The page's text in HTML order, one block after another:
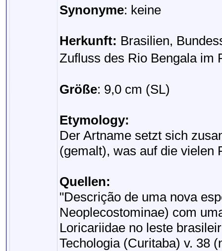
Synonyme: keine
Herkunft: Brasilien,
Zufluss des Rio Bengala
Größe: 9,0 cm (SL)
Etymology:
Der Artname setzt sich
(gemalt), was auf die vielen
Quellen:
"Descrição de uma nova
Neoplecostominae) com
Loricariidae no leste
Techologia (Curitaba) v. 38